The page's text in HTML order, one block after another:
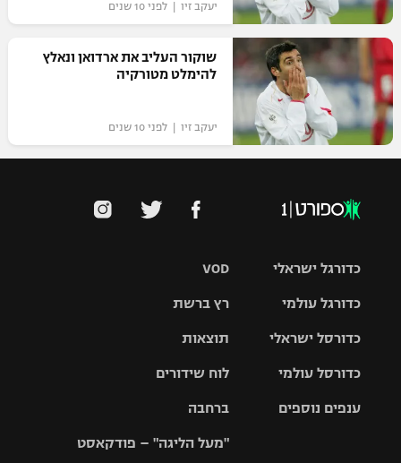
יעקב זיו | לפני 10 שנים
שוקור העליב את ארדואן ונאלץ
להימלט מטורקיה
יעקב זיו | לפני 10 שנים
VOD
רץ ברשת
תוצאות
לוח שידורים
ברחבה
"מעל הליגה" – פודקאסט
כדורגל ישראלי
גביע הטוטו
כדורגל עולמי
האלופות
ליגה
כדורסל ישראלי
סל
כדורסל עולמי
ענפים נוספים